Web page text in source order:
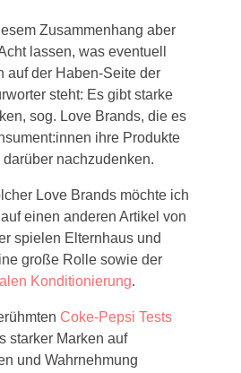
Zusammenhang aber
lassen, was eventuell
auf der Haben-Seite der
steht: Es gibt starke
sog. Love Brands, die es
ihre Produkte
nachzudenken.
Love Brands möchte ich
einen anderen Artikel von
spielen Elternhaus und
große Rolle sowie der
Konditionierung.
Coke-Pepsi Tests
starker Marken auf
und Wahrnehmung